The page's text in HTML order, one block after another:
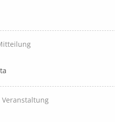
Veranstaltung